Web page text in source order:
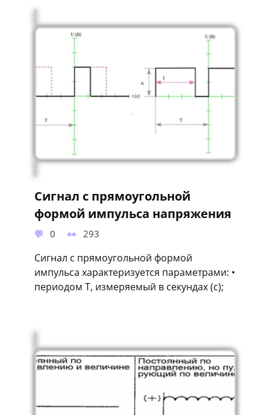
Сигнал с прямоугольной
формой импульса напряжения
0 293
Сигнал с прямоугольной формой
импульса характеризуется параметрами: •
периодом Т, измеряемый в секундах (с);